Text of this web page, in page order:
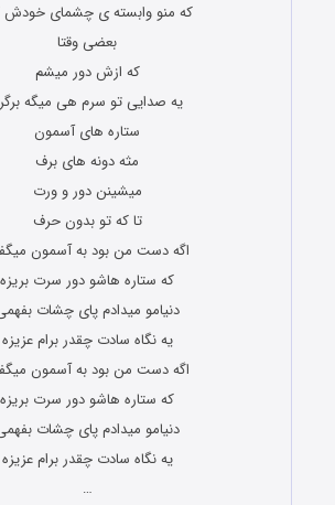
که منو وابسته ی چشمای خودش
بعضی وقتا
که ازش دور میشم
یه صدایی تو سرم هی میگه
ستاره های آسمون
مثه دونه های برف
میشینن دور و ورت
تا که تو بدون حرف
اگه دست من بود به آسمون
که ستاره هاشو دور سرت بریزه
دنیامو میدادم پای چشات
یه نگاه سادت چقدر برام عزیزه
اگه دست من بود به آسمون
که ستاره هاشو دور سرت بریزه
دنیامو میدادم پای چشات
یه نگاه سادت چقدر برام عزیزه
…